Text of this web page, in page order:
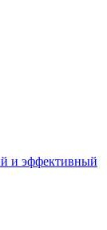
и эффективный